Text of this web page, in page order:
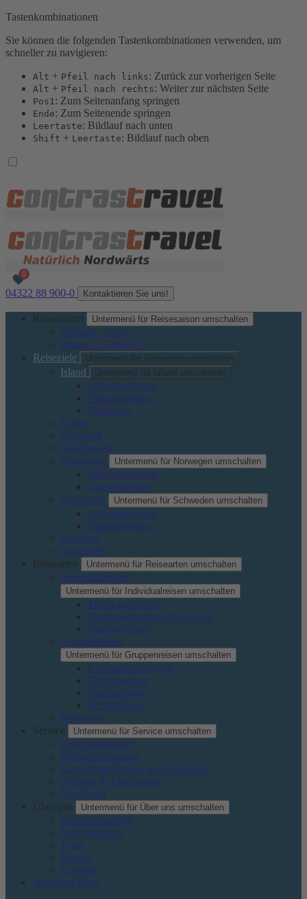
Tastenkombinationen
Sie können die folgenden Tastenkombinationen verwenden, um
schneller zu navigieren:
Alt + Pfeil nach links: Zurück zur vorherigen Seite
Alt + Pfeil nach rechts: Weiter zur nächsten Seite
Pos1: Zum Seitenanfang springen
Ende: Zum Seitenende springen
Leertaste: Bildlauf nach unten
Shift + Leertaste: Bildlauf nach oben
04322 88 900-0 Kontaktieren Sie uns!
Reisesaison Untermenü für Reisesaison umschalten
Sommer - 2026
Winter - 2026/2027
Reiseziele
Untermenü für Reiseziele umschalten
Island Untermenü für Island umschalten
Individualreisen
Gruppenreisen
Reitreisen
Färöer
Grönland
Spitzbergen
Norwegen
Untermenü für Norwegen umschalten
Individualreisen
Gruppenreisen
Schweden
Untermenü für Schweden umschalten
Individualreisen
Gruppenreisen
Finnland
Dänemark
Reisearten
Untermenü für Reisearten umschalten
Individualreisen
Untermenü für Individualreisen umschalten
Mietwagenreisen
Rundreisen ohne Mietwagen
Standortreisen
Gruppenreisen
Untermenü für Gruppenreisen umschalten
Kleingruppenreisen
Erlebnisreisen
Wanderreisen
Schiffsreisen
Reitreisen
Service
Untermenü für Service umschalten
Buchungsablauf
Reiseversicherung
Last Minute Reisen in den Norden
Auflüge & Tagestouren
Newsletter
Über uns
Untermenü für Über uns umschalten
Reisephilosophie
Nachhaltigkeit
Team
Partner
Kontakt
Nordland-Blog